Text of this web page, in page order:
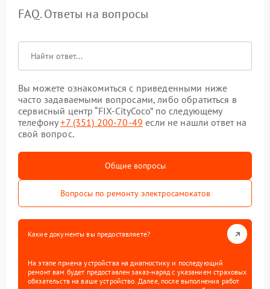
FAQ. Ответы на вопросы
Вы можете ознакомиться с приведенными ниже
часто задаваемыми вопросами, либо обратиться в
сервисный центр “FIX-CityCoco” по следующему
телефону+7 (351) 200-70-49 если не нашли ответ на
свой вопрос.
Общие вопросы
Вопросы по ремонту электросамокатов
Какие документы вы предоставляете?
На этапе приема устройства на диагностику и последующий
ремонт вам будет предоставлен заказ-наряд с указанием страховых
обязательств на ваше устройство. Далее, после выполнения работ